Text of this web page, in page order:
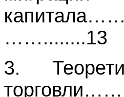
……........13
3.